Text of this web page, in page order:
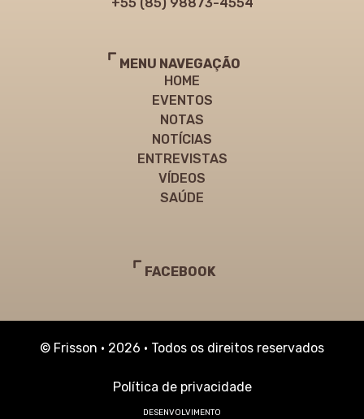
MENU NAVEGAÇÃO
HOME
EVENTOS
NOTAS
NOTÍCIAS
ENTREVISTAS
VÍDEOS
SAÚDE
FACEBOOK
© Frisson • 2026 • Todos os direitos reservados
Política de privacidade
DESENVOLVIMENTO